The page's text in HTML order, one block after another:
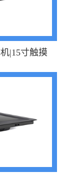
|15寸触摸